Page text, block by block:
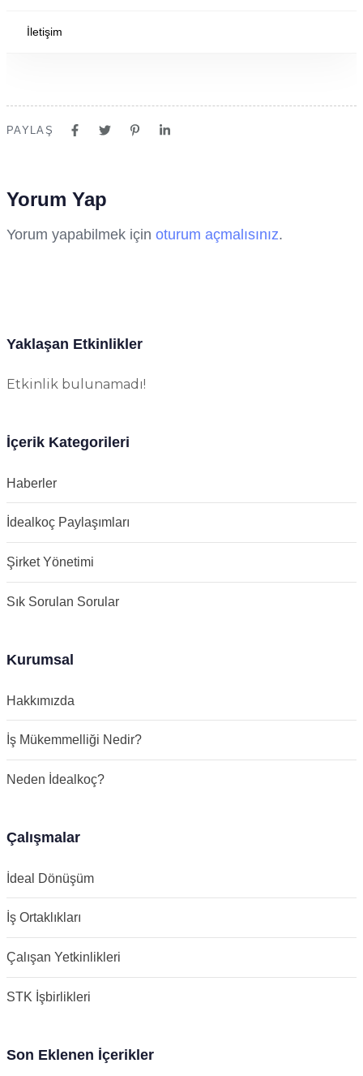
İletişim
İdealkoç
PAYLAŞ
Yorum Yap
Yorum yapabilmek için oturum açmalısınız.
Yaklaşan Etkinlikler
Etkinlik bulunamadı!
İçerik Kategorileri
Haberler
İdealkoç Paylaşımları
Şirket Yönetimi
Sık Sorulan Sorular
Kurumsal
Hakkımızda
İş Mükemmelliği Nedir?
Neden İdealkoç?
Çalışmalar
İdeal Dönüşüm
İş Ortaklıkları
Çalışan Yetkinlikleri
STK İşbirlikleri
Son Eklenen İçerikler